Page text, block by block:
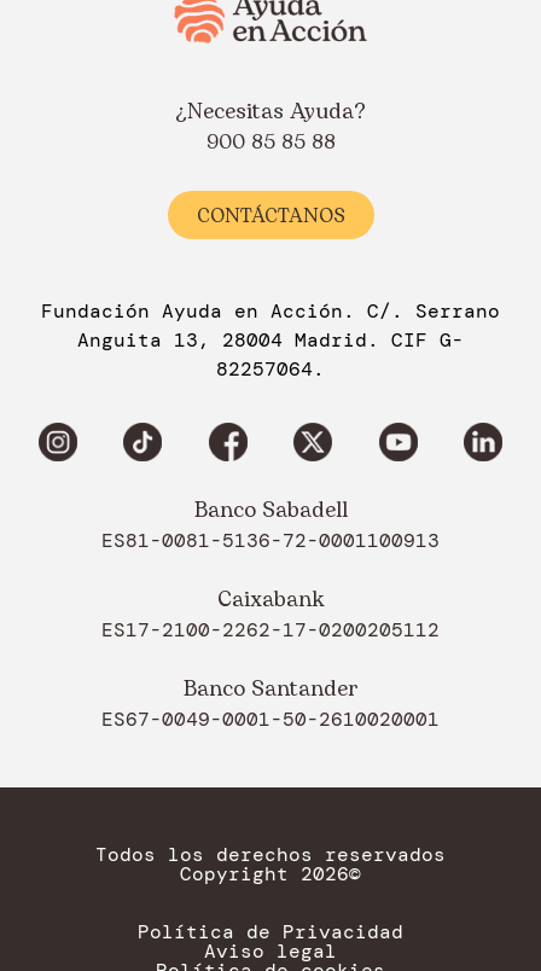
¿Necesitas Ayuda?
900 85 85 88
CONTÁCTANOS
Fundación Ayuda en Acción. C/. Serrano
Anguita 13, 28004 Madrid. CIF G-
82257064.
Banco Sabadell
ES81-0081-5136-72-0001100913
Caixabank
ES17-2100-2262-17-0200205112
Banco Santander
ES67-0049-0001-50-2610020001
Todos los derechos reservados
Copyright 2026©
Política de Privacidad
Aviso legal